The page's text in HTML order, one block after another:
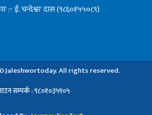
:- ई. चन्देश्वर दास (९८६०१५५०८९)
Jaleshwortoday. All rights reserved.
: ९८०१०३५९०५